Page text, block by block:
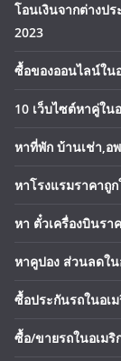
โอนเงินจากต่างป
2023
ซื้อของออนไลน์ใน
10 เว็บไซต์หาคู่ใ
หาที่พัก บ้านเช่า,อ
หาโรงแรมราคาถูก
หา ตั๋วเครื่องบินรา
หาคูปอง ส่วนลดใน
ซื้อประกันรถในอเม
ซื้อ/ขายรถในอเมริ